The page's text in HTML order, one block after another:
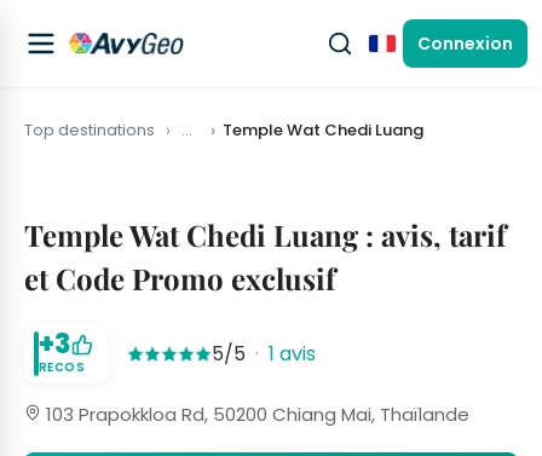
FrançaisConnexion
Top destinations … Temple Wat Chedi Luang
Temple Wat Chedi Luang : avis, tarif
et Code Promo exclusif
+3
RECOS 5/5 · 1 avis
103 Prapokkloa Rd, 50200 Chiang Mai, Thaïlande